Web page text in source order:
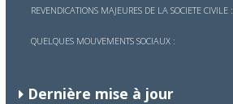
REVENDICATIONS MAJEURES DE LA SOCIETE CIVILE :
QUELQUES MOUVEMENTS SOCIAUX :
Dernière mise à jour